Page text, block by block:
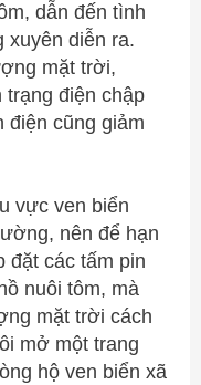
dẫn đến tình
diễn ra.
mặt trời,
điện chập
điện cũng giảm
vực ven biển
nên để hạn
đặt các tấm pin
nuôi tôm, mà
mặt trời cách
mở một trang
hộ ven biển xã